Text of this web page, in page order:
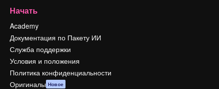
Начать
Academy
Документация по Пакету ИИ
Служба поддержки
Условия и положения
Политика конфиденциальности
Оригиналы Новое